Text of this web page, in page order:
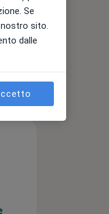
Se
sito.
dalle